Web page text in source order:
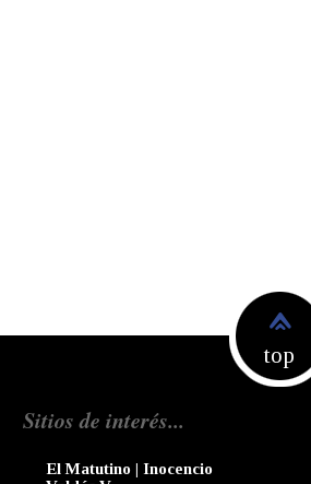
top
Sitios de interés...
El Matutino | Inocencio